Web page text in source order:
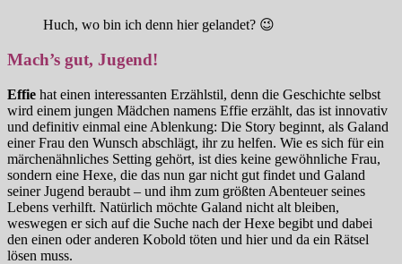
Huch, wo bin ich denn hier gelandet? 😉
Mach’s gut, Jugend!
Effie hat einen interessanten Erzählstil, denn die Geschichte selbst
wird einem jungen Mädchen namens Effie erzählt, das ist innovativ
und definitiv einmal eine Ablenkung: Die Story beginnt, als Galand
einer Frau den Wunsch abschlägt, ihr zu helfen. Wie es sich für ein
märchenähnliches Setting gehört, ist dies keine gewöhnliche Frau,
sondern eine Hexe, die das nun gar nicht gut findet und Galand
seiner Jugend beraubt – und ihm zum größten Abenteuer seines
Lebens verhilft. Natürlich möchte Galand nicht alt bleiben,
weswegen er sich auf die Suche nach der Hexe begibt und dabei
den einen oder anderen Kobold töten und hier und da ein Rätsel
lösen muss.